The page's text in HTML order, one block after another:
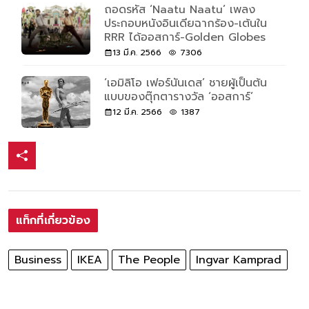
ถอดรหัส ‘Naatu Naatu’ เพลง
ประกอบหนังอินเดียฉากร้อง-เต้นใน
RRR ได้ออสการ์-Golden Globes
13 มี.ค. 2566 7306
‘เอมิลิโอ เฟอร์นันเดส’ ชายผู้เป็นต้น
แบบของตุ๊กตารางวัล ‘ออสการ์’
12 มี.ค. 2566 1387
แท็กที่เกี่ยวข้อง
Business IKEA The People Ingvar Kamprad